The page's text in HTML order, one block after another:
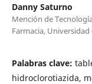
Danny Saturno
Mención de
Farmacia,
Palabras clave:
hidroclorotiazida,